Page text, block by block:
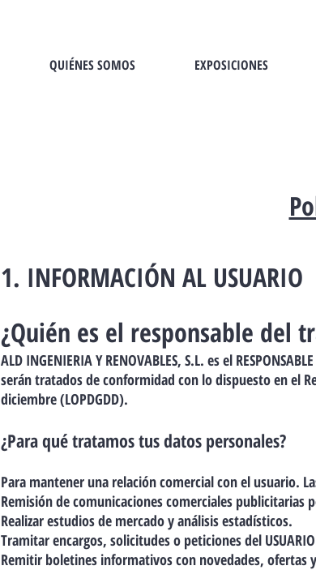
QUIÉNES SOMOS EXPOSICIONES
1. INFORMACIÓN AL USUARIO
¿Quién es el responsable del
ALD INGENIERIA Y RENOVABLES, S.L. es el
serán tratados de conformidad con lo dispuesto en el
diciembre (LOPDGDD).
¿Para qué tratamos tus datos personales?
Para mantener una relación comercial con el usuario.
Remisión de comunicaciones comerciales publicitarias
Realizar estudios de mercado y análisis estadísticos.
Tramitar encargos, solicitudes o peticiones del
Remitir boletines informativos con novedades, ofertas